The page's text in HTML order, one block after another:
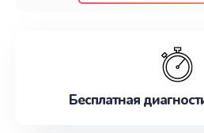
наилучшим образом. Не
Бесплатная